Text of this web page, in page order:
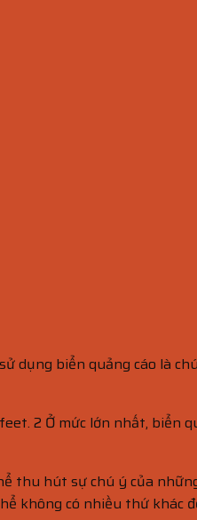
biển quảng cáo là
2 Ở mức lớn nhất,
thu hút sự chú ý của
không có nhiều thứ khác